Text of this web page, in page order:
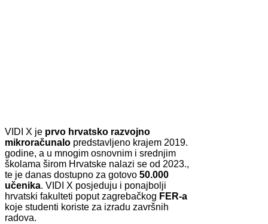
VIDI X je prvo hrvatsko razvojno
mikroračunalo predstavljeno krajem 2019.
godine, a u mnogim osnovnim i srednjim
školama širom Hrvatske nalazi se od 2023.,
te je danas dostupno za gotovo 50.000
učenika. VIDI X posjeduju i ponajbolji
hrvatski fakulteti poput zagrebačkog FER-a
koje studenti koriste za izradu završnih
radova.